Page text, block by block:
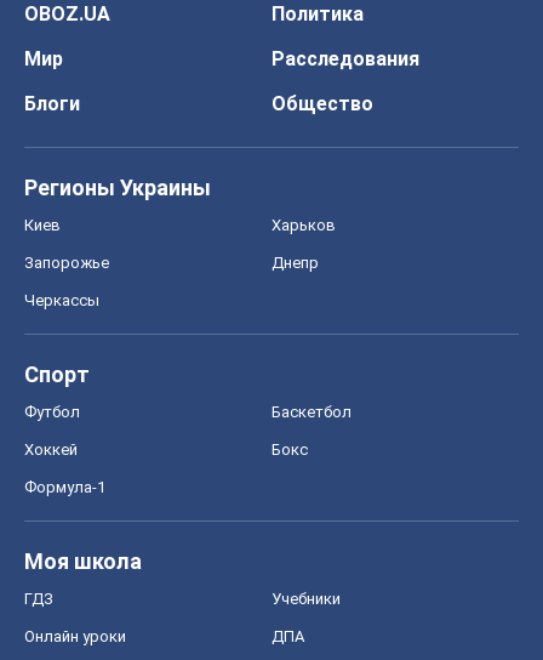
OBOZ.UA
Политика
Мир
Расследования
Блоги
Общество
Регионы Украины
Киев Харьков
Запорожье Днепр
Черкассы
Спорт
Футбол Баскетбол
Хоккей Бокс
Формула-1
Моя школа
ГДЗ Учебники
Онлайн уроки ДПА